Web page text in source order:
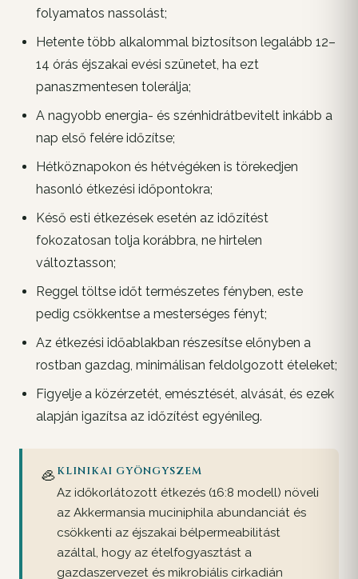
folyamatos nassolást;
Hetente több alkalommal biztosítson legalább 12–
14 órás éjszakai evési szünetet, ha ezt
panaszmentesen tolerálja;
A nagyobb energia- és szénhidrátbevitelt inkább a
nap első felére időzítse;
Hétköznapokon és hétvégéken is törekedjen
hasonló étkezési időpontokra;
Késő esti étkezések esetén az időzítést
fokozatosan tolja korábbra, ne hirtelen
változtasson;
Reggel töltse időt természetes fényben, este
pedig csökkentse a mesterséges fényt;
Az étkezési időablakban részesítse előnyben a
rostban gazdag, minimálisan feldolgozott ételeket;
Figyelje a közérzetét, emésztését, alvását, és ezek
alapján igazítsa az időzítést egyénileg.
🦪KLINIKAI GYÖNGYSZEM
Az időkorlátozott étkezés (16:8 modell) növeli
az Akkermansia muciniphila abundanciát és
csökkenti az éjszakai bélpermeabilitást
azáltal, hogy az ételfogyasztást a
gazdaszervezet és mikrobiális cirkadián